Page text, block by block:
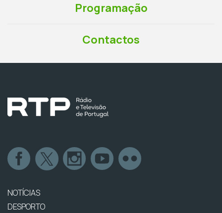
Programação
Contactos
NOTÍCIAS
DESPORTO